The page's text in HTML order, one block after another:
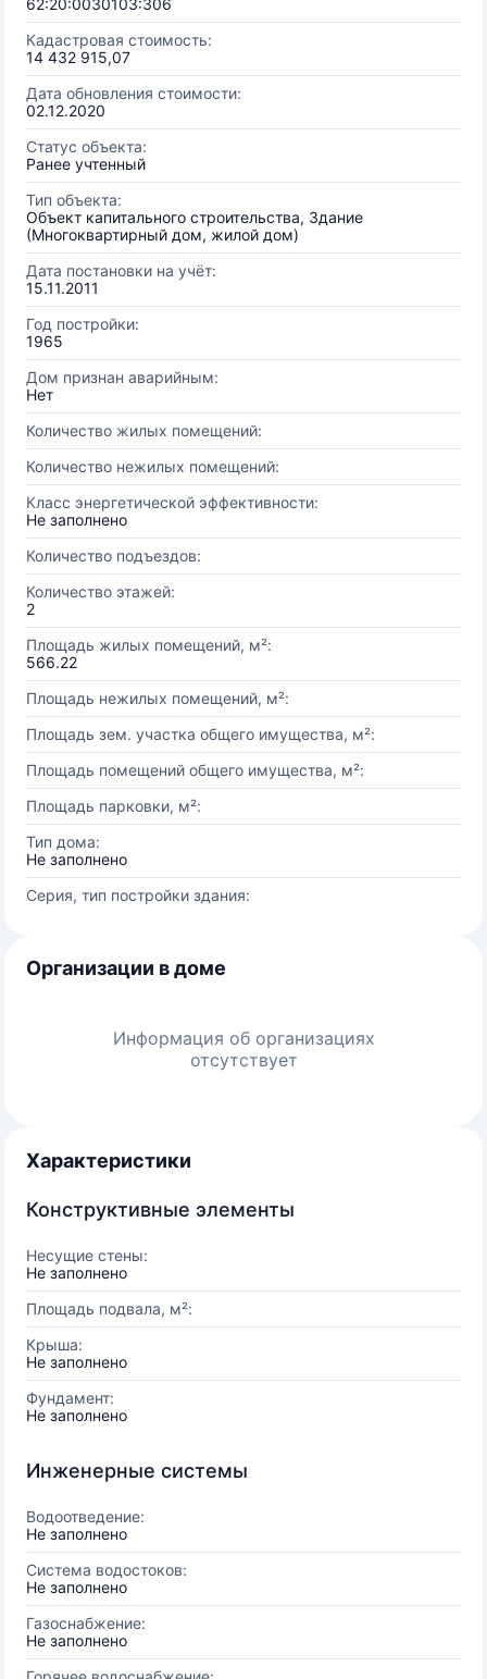
62:20:0030103:306
Кадастровая стоимость:
14 432 915,07
Дата обновления стоимости:
02.12.2020
Статус объекта:
Ранее учтенный
Тип объекта:
Объект капитального строительства, Здание
(Многоквартирный дом, жилой дом)
Дата постановки на учёт:
15.11.2011
Год постройки:
1965
Дом признан аварийным:
Нет
Количество жилых помещений:
Количество нежилых помещений:
Класс энергетической эффективности:
Не заполнено
Количество подъездов:
Количество этажей:
2
Площадь жилых помещений, м²:
566.22
Площадь нежилых помещений, м²:
Площадь зем. участка общего имущества, м²:
Площадь помещений общего имущества, м²:
Площадь парковки, м²:
Тип дома:
Не заполнено
Серия, тип постройки здания:
Организации в доме
Информация об организациях
отсутствует
Характеристики
Конструктивные элементы
Несущие стены:
Не заполнено
Площадь подвала, м²:
Крыша:
Не заполнено
Фундамент:
Не заполнено
Инженерные системы
Водоотведение:
Не заполнено
Система водостоков:
Не заполнено
Газоснабжение:
Не заполнено